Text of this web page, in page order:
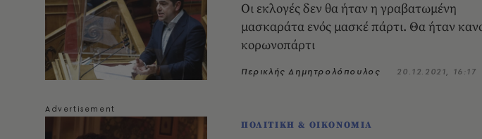
Οι εκλογές δεν θα ήταν η γραβατωμένη
μασκαράτα ενός μασκέ πάρτι. Θα ήταν
κορωνοπάρτι
Περικλής Δημητρολόπουλος 20.12.2021, 16:17
ΠΟΛΙΤΙΚΗ & ΟΙΚΟΝΟΜΙΑ